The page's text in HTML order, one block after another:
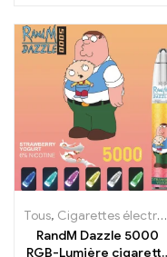
Tous, Cigarettes électroniques jetables
RandM Dazzle 5000
RGB-Lumière